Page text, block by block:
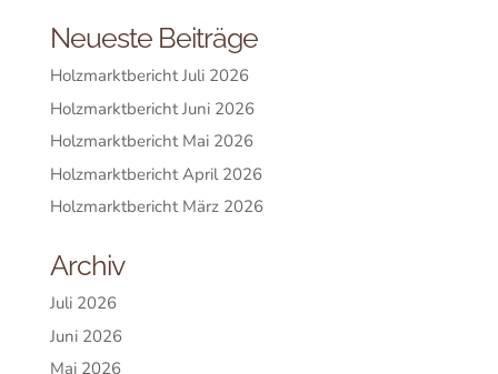
Neueste Beiträge
Holzmarktbericht Juli 2026
Holzmarktbericht Juni 2026
Holzmarktbericht Mai 2026
Holzmarktbericht April 2026
Holzmarktbericht März 2026
Archiv
Juli 2026
Juni 2026
Mai 2026